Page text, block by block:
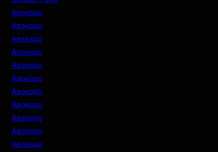
Авокадо
Авокадо
Авокадо
Авокадо
Авокадо
Авокадо
Авокадо
Авокадо
Авокадо
Авокадо
Авокадо